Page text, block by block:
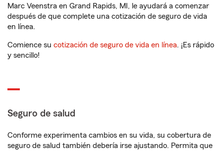
Marc Veenstra en Grand Rapids, MI, le ayudará a comenzar
después de que complete una cotización de seguro de vida
en línea.
Comience su cotización de seguro de vida en línea. ¡Es rápido
y sencillo!
Seguro de salud
Conforme experimenta cambios en su vida, su cobertura de
seguro de salud también debería irse ajustando. Permita que